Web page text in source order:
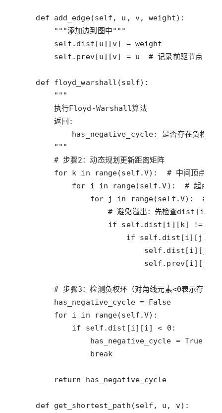
def add_edge(self , u , v, weight
"""添加边到图中"""
self . dist [u][v] = weight
self . prev[u][v] = u # 记录前驱节点
def floyd_warshall (self
"""
        执行Floyd-Warshall算法
        返回:
            has_negative_cycle: 是否存在负权环
        """
# 步骤2：动态规划更新距离矩阵
for k in range(self .V): # 中间顶点k
for
i in range(self .V): # 起点i
for
j in range(self .V): # 终
# 避免溢出：先检查
if
self . dist [i ][k] !=
if
self . dist [i][ j ]
self . dist [i][ j
self . prev[i][ j
# 步骤3：检测负权环（对角线元素<0表示存在负
has_negative_cycle = False
for i in range(self .V
if
self . dist [i][i] < 0
has_negative_cycle = True
break
return has_negative_cycle
def get_shortest_path (self , u , v